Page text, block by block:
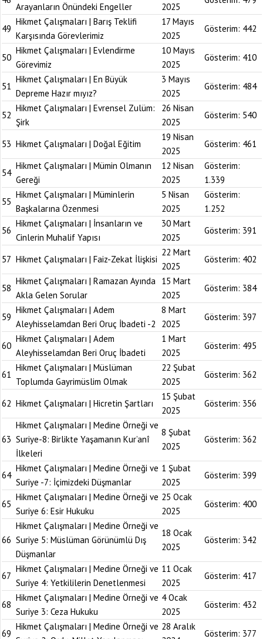
Arayanların Önündeki Engeller 2025
49
Hikmet Çalışmaları | Barış Teklifi
Karşısında Görevlerimiz
17 Mayıs
2025
Gösterim: 442
50
Hikmet Çalışmaları | Evlendirme
Görevimiz
10 Mayıs
2025
Gösterim: 410
51
Hikmet Çalışmaları | En Büyük
Depreme Hazır mıyız?
3 Mayıs
2025
Gösterim: 484
52
Hikmet Çalışmaları | Evrensel Zulüm:
Şirk
26 Nisan
2025
Gösterim: 540
53 Hikmet Çalışmaları | Doğal Eğitim
19 Nisan
2025
Gösterim: 461
54
Hikmet Çalışmaları | Mümin Olmanın
Gereği
12 Nisan
2025
Gösterim:
1.339
55
Hikmet Çalışmaları | Müminlerin
Başkalarına Özenmesi
5 Nisan
2025
Gösterim:
1.252
56
Hikmet Çalışmaları | İnsanların ve
Cinlerin Muhalif Yapısı
30 Mart
2025
Gösterim: 391
57 Hikmet Çalışmaları | Faiz-Zekat İlişkisi
22 Mart
2025
Gösterim: 402
58
Hikmet Çalışmaları | Ramazan Ayında
Akla Gelen Sorular
15 Mart
2025
Gösterim: 384
59
Hikmet Çalışmaları | Adem
Aleyhisselamdan Beri Oruç İbadeti -2
8 Mart
2025
Gösterim: 397
60
Hikmet Çalışmaları | Adem
Aleyhisselamdan Beri Oruç İbadeti
1 Mart
2025
Gösterim: 495
61
Hikmet Çalışmaları | Müslüman
Toplumda Gayrimüslim Olmak
22 Şubat
2025
Gösterim: 362
62 Hikmet Çalışmaları | Hicretin Şartları
15 Şubat
2025
Gösterim: 356
63
Hikmet Çalışmaları | Medine Örneği ve
Suriye-8: Birlikte Yaşamanın Kur’anî
İlkeleri
8 Şubat
2025
Gösterim: 362
64
Hikmet Çalışmaları | Medine Örneği ve
Suriye -7: İçimizdeki Düşmanlar
1 Şubat
2025
Gösterim: 399
65
Hikmet Çalışmaları | Medine Örneği ve
Suriye 6: Esir Hukuku
25 Ocak
2025
Gösterim: 400
66
Hikmet Çalışmaları | Medine Örneği ve
Suriye 5: Müslüman Görünümlü Dış
Düşmanlar
18 Ocak
2025
Gösterim: 342
67
Hikmet Çalışmaları | Medine Örneği ve
Suriye 4: Yetkililerin Denetlenmesi
11 Ocak
2025
Gösterim: 417
68
Hikmet Çalışmaları | Medine Örneği ve
Suriye 3: Ceza Hukuku
4 Ocak
2025
Gösterim: 432
69
Hikmet Çalışmaları | Medine Örneği ve 28 Aralık
Gösterim: 377